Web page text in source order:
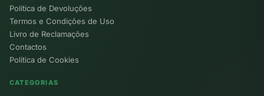
Política de Devoluções
Termos e Condições de Uso
Livro de Reclamações
Contactos
Política de Cookies
CATEGORIAS